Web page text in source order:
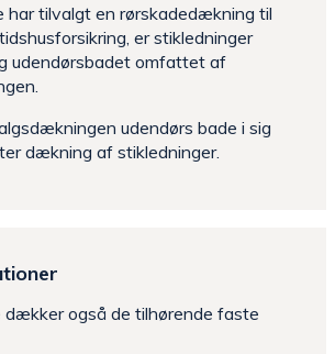
har tilvalgt en rørskadedækning til
er stikledninger
udendørsbadet omfattet af
udendørs bade i sig
dækning af stikledninger.
dækker også de tilhørende faste